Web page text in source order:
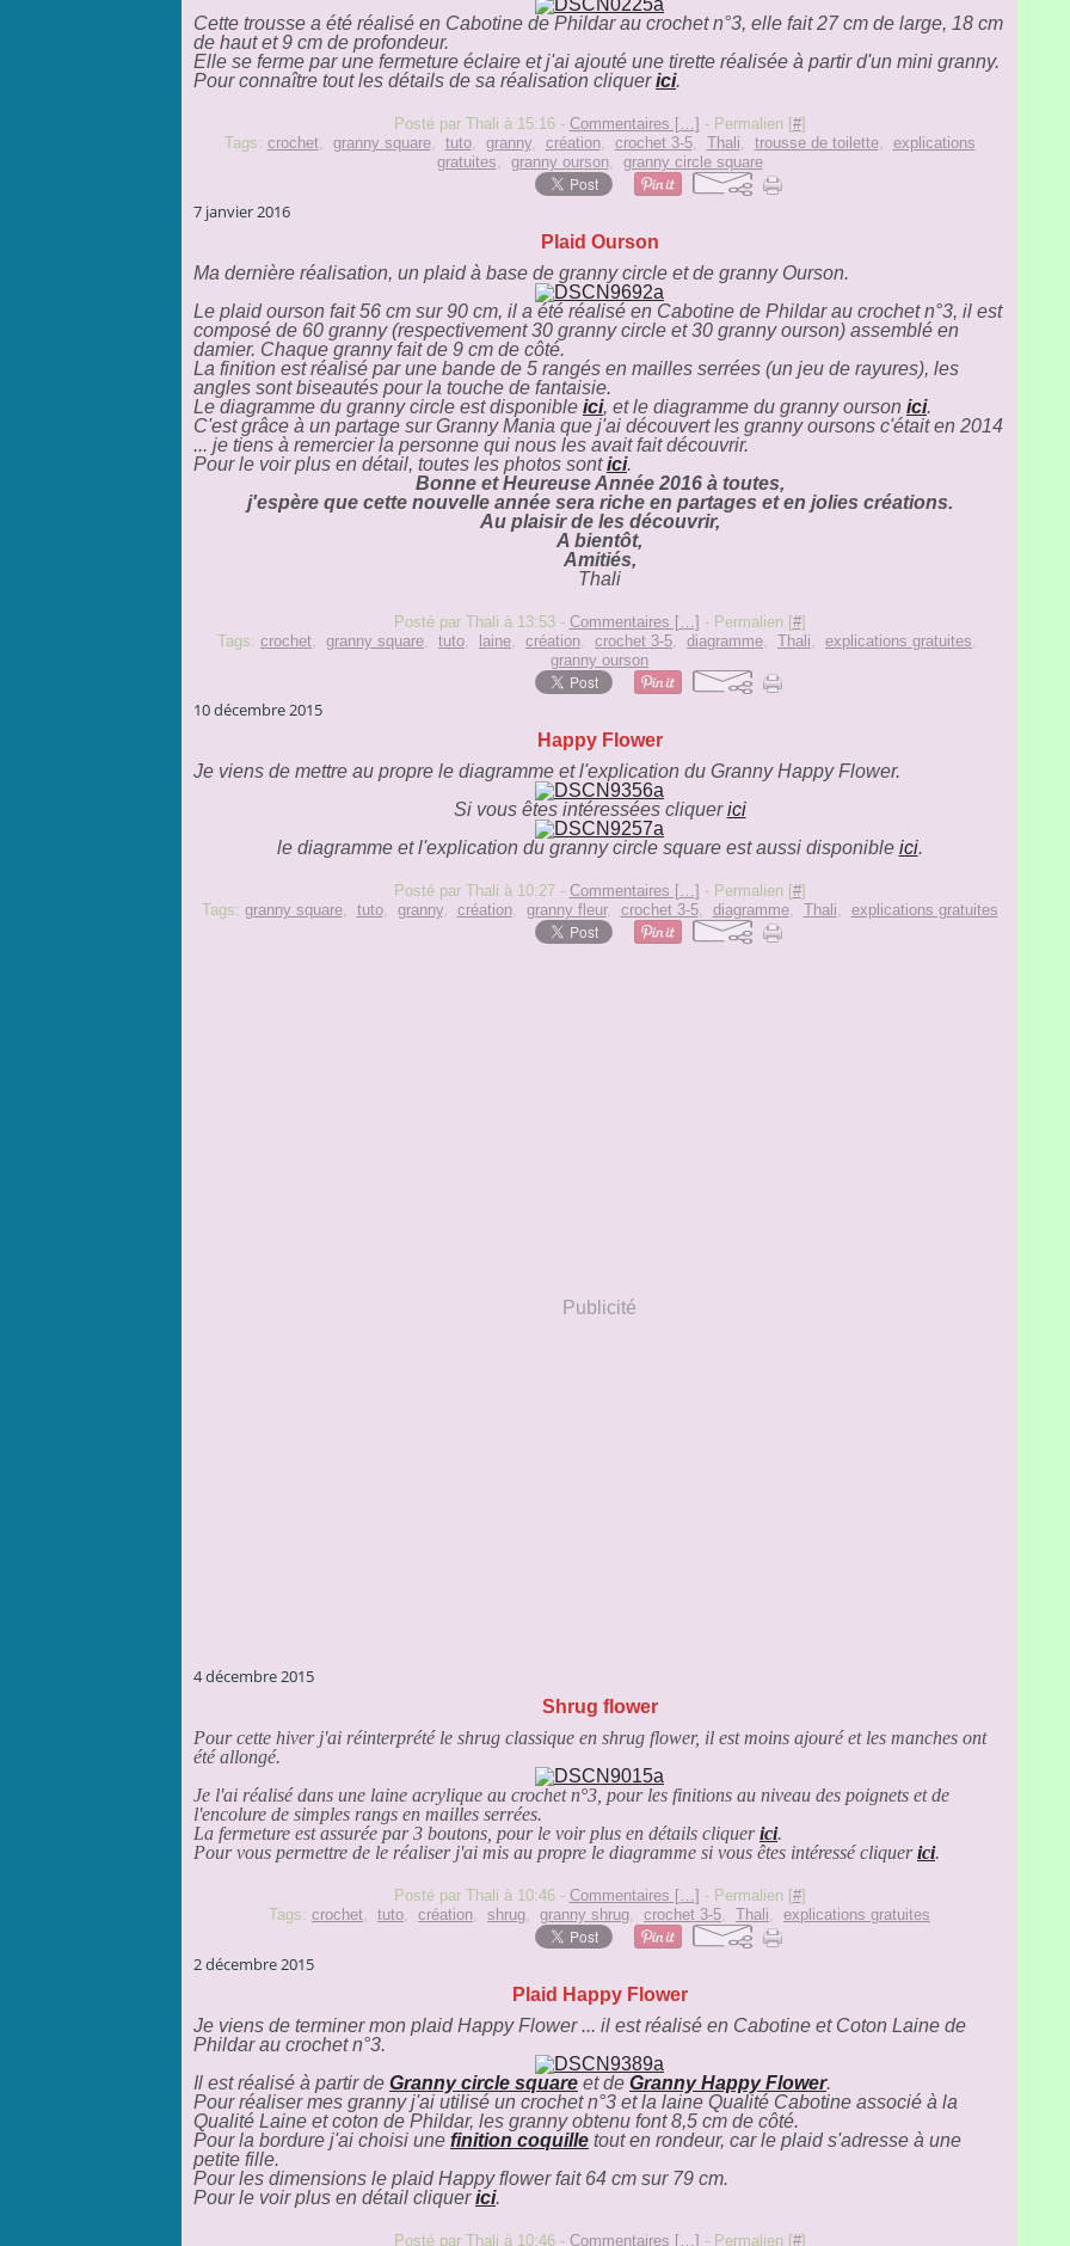
Cette trousse a été réalisé en Cabotine de Phildar au crochet n°3, elle fait 27 cm de large, 18 cm
de haut et 9 cm de profondeur.
Elle se ferme par une fermeture éclaire et j'ai ajouté une tirette réalisée à partir d'un mini granny.
Pour connaître tout les détails de sa réalisation cliquerici.
Posté par Thali à 15:16 - Commentaires […] - Permalien [#]
Tags: crochet, granny square, tuto, granny, création, crochet 3-5, Thali, trousse de toilette, explications
gratuites, granny ourson, granny circle square
7 janvier 2016
Plaid Ourson
Ma dernière réalisation, un plaid à base de granny circle et de granny Ourson.
Le plaid ourson fait 56 cm sur 90 cm, il a été réalisé en Cabotine de Phildar au crochet n°3, il est
composé de 60 granny (respectivement 30 granny circle et 30 granny ourson) assemblé en
damier. Chaque granny fait de 9 cm de côté.
La finition est réalisé par une bande de 5 rangés en mailles serrées (un jeu de rayures), les
angles sont biseautés pour la touche de fantaisie.
Le diagramme du granny circle est disponible ici, et le diagramme du granny ourson ici.
C'est grâce à un partage sur Granny Mania que j'ai découvert les granny oursons c'était en 2014
... je tiens à remercier la personne qui nous les avait fait découvrir.
Pour le voir plus en détail, toutes les photos sontici.
Bonne et Heureuse Année 2016 à toutes,
j'espère que cette nouvelle année sera riche en partages et en jolies créations.
Au plaisir de les découvrir,
A bientôt,
Amitiés,
Thali
Posté par Thali à 13:53 - Commentaires […] - Permalien [#]
Tags: crochet, granny square, tuto, laine, création, crochet 3-5, diagramme, Thali, explications gratuites,
granny ourson
10 décembre 2015
Happy Flower
Je viens de mettre au propre le diagramme et l'explication du Granny Happy Flower.
Si vous êtes intéressées cliquerici
le diagramme et l'explication du granny circle square est aussi disponible ici.
Posté par Thali à 10:27 - Commentaires […] - Permalien [#]
Tags: granny square, tuto, granny, création, granny fleur, crochet 3-5, diagramme, Thali, explications gratuites
Publicité
4 décembre 2015
Shrug flower
Pour cette hiver j'ai réinterprété le shrug classique en shrug flower, il est moins ajouré et les manches ont
été allongé.
Je l'ai réalisé dans une laine acrylique au crochet n°3, pour les finitions au niveau des poignets et de
l'encolure de simples rangs en mailles serrées.
La fermeture est assurée par 3 boutons, pour le voir plus en détails cliquerici.
Pour vous permettre de le réaliser j'ai mis au propre le diagramme si vous êtes intéressé cliquerici.
Posté par Thali à 10:46 - Commentaires […] - Permalien [#]
Tags: crochet, tuto, création, shrug, granny shrug, crochet 3-5, Thali, explications gratuites
2 décembre 2015
Plaid Happy Flower
Je viens de terminer mon plaid Happy Flower ... il est réalisé en Cabotine et Coton Laine de
Phildar au crochet n°3.
Il est réalisé à partir de Granny circle square et de Granny Happy Flower.
Pour réaliser mes granny j'ai utilisé un crochet n°3 et la laine Qualité Cabotine associé à la
Qualité Laine et coton de Phildar, les granny obtenu font 8,5 cm de côté.
Pour la bordure j'ai choisi une finition coquille tout en rondeur, car le plaid s'adresse à une
petite fille.
Pour les dimensions le plaid Happy flower fait 64 cm sur 79 cm.
Pour le voir plus en détail cliquerici.
Posté par Thali à 10:46 - Commentaires […] - Permalien [#]